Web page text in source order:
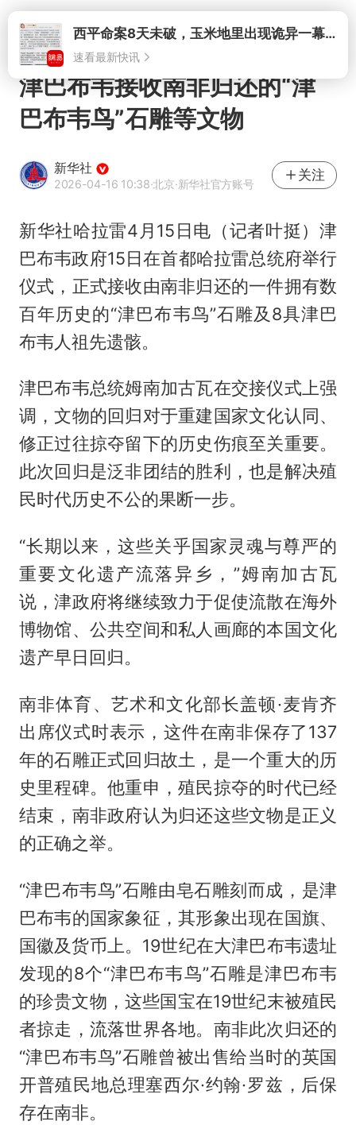
打开西平命案8天未破，玉米地里出现诡异一幕，我突然想起了欧金中
速看最新快讯
津巴布韦接收南非归还的“津
巴布韦鸟”石雕等文物
新华社
2026-04-16 10:38·北京·新华社官方账号
关注
新华社哈拉雷4月15日电（记者叶挺）津
巴布韦政府15日在首都哈拉雷总统府举行
仪式，正式接收由南非归还的一件拥有数
百年历史的“津巴布韦鸟”石雕及8具津巴
布韦人祖先遗骸。
津巴布韦总统姆南加古瓦在交接仪式上强
调，文物的回归对于重建国家文化认同、
修正过往掠夺留下的历史伤痕至关重要。
此次回归是泛非团结的胜利，也是解决殖
民时代历史不公的果断一步。
“长期以来，这些关乎国家灵魂与尊严的
重要文化遗产流落异乡，”姆南加古瓦
说，津政府将继续致力于促使流散在海外
博物馆、公共空间和私人画廊的本国文化
遗产早日回归。
南非体育、艺术和文化部长盖顿·麦肯齐
出席仪式时表示，这件在南非保存了137
年的石雕正式回归故土，是一个重大的历
史里程碑。他重申，殖民掠夺的时代已经
结束，南非政府认为归还这些文物是正义
的正确之举。
“津巴布韦鸟”石雕由皂石雕刻而成，是津
巴布韦的国家象征，其形象出现在国旗、
国徽及货币上。19世纪在大津巴布韦遗址
发现的8个“津巴布韦鸟”石雕是津巴布韦
的珍贵文物，这些国宝在19世纪末被殖民
者掠走，流落世界各地。南非此次归还的
“津巴布韦鸟”石雕曾被出售给当时的英国
开普殖民地总理塞西尔·约翰·罗兹，后保
存在南非。